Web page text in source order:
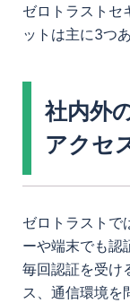
ゼロトラストセ
ットは主に3つ
社内外
アクセ
ゼロトラストで
ーや端末でも認
毎回認証を受け
ス、通信環境を